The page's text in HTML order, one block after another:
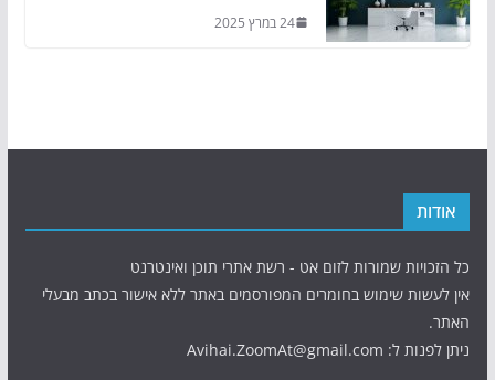
24 במרץ 2025
אודות
כל הזכויות שמורות לזום אט - רשת אתרי תוכן ואינטרנט
אין לעשות שימוש בחומרים המפורסמים באתר ללא אישור בכתב מבעלי
האתר.
ניתן לפנות ל: Avihai.ZoomAt@gmail.com